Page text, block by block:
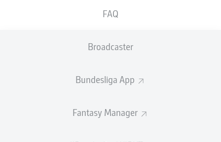
FAQ
Broadcaster
Bundesliga App
Fantasy Manager
STAR?